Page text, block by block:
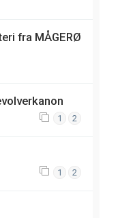
fra MÅGERØ
1 2
1 2